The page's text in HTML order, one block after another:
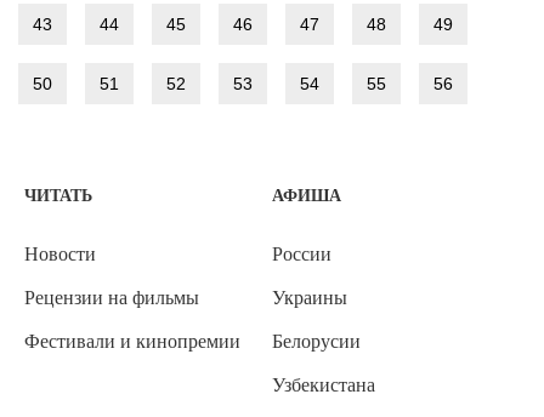
43 44 45 46 47 48 49
50 51 52 53 54 55 56
ЧИТАТЬ
Новости
Рецензии на фильмы
Фестивали и кинопремии
АФИША
России
Украины
Белорусии
Узбекистана